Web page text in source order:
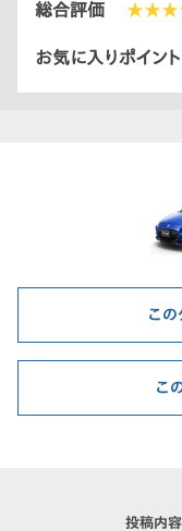
総合評価
お気に入りポイント
この
こ
投稿内容